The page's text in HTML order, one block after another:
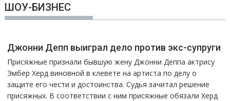
ШОУ-БИЗНЕС
Джонни Депп выиграл дело против экс-супруги
Присяжные признали бывшую жену Джонни Деппа актрису
Эмбер Херд виновной в клевете на артиста по делу о
защите его чести и достоинства. Судья зачитал решение
присяжных. В соответствии с ним присяжные обязали Херд